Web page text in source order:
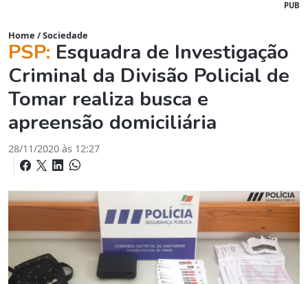
PUB
Home /Sociedade
PSP: Esquadra de Investigação
Criminal da Divisão Policial de
Tomar realiza busca e
apreensão domiciliária
28/11/2020 às 12:27